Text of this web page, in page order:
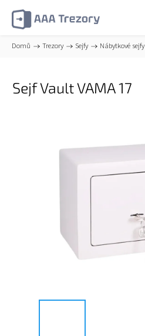
Domů / Trezory / Sejfy / Nábytkové sejfy
Sejf Vault VAMA 17